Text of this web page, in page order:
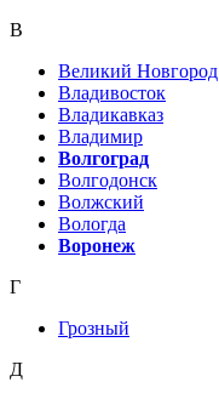
В
Великий Новгород
Владивосток
Владикавказ
Владимир
Волгоград
Волгодонск
Волжский
Вологда
Воронеж
Г
Грозный
Д